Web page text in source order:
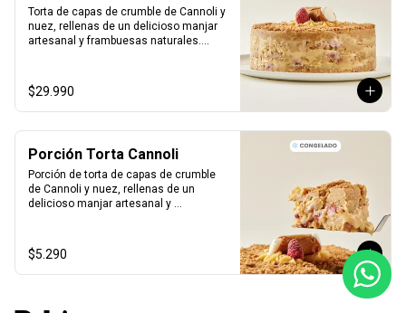
Torta de capas de crumble de Cannoli y
nuez, rellenas de un delicioso manjar
artesanal y frambuesas naturales.
$29.990
Porción Torta Cannoli
Porción de torta de capas de crumble
de Cannoli y nuez, rellenas de un
delicioso manjar artesanal y
$5.290